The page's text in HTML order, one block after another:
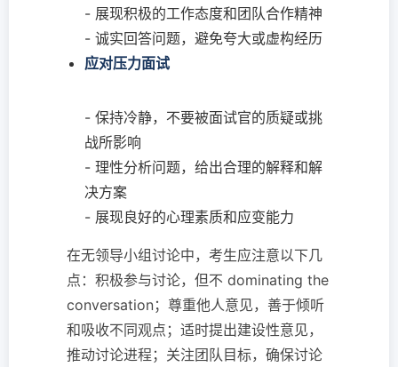
- 展现积极的工作态度和团队合作精神
- 诚实回答问题，避免夸大或虚构经历
应对压力面试
- 保持冷静，不要被面试官的质疑或挑
战所影响
- 理性分析问题，给出合理的解释和解
决方案
- 展现良好的心理素质和应变能力
在无领导小组讨论中，考生应注意以下几
点：积极参与讨论，但不 dominating the
conversation；尊重他人意见，善于倾听
和吸收不同观点；适时提出建设性意见，
推动讨论进程；关注团队目标，确保讨论